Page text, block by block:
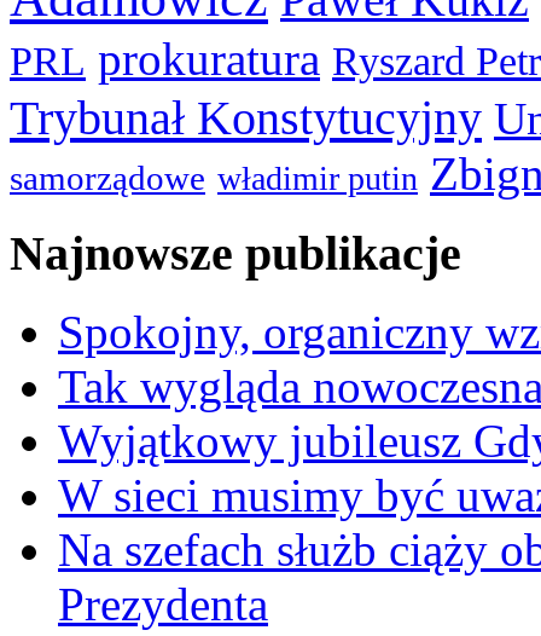
PRL prokuratura Ryszard
Trybunał Konstytucyjny
samorządowe władimir putin
Najnowsze publikacje
Spokojny, organiczny
Tak wygląda
Wyjątkowy jubileusz
W sieci musimy być
Na szefach służb ciąży
Prezydenta